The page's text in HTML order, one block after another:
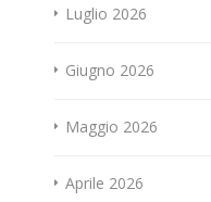
Luglio 2026
Giugno 2026
Maggio 2026
Aprile 2026